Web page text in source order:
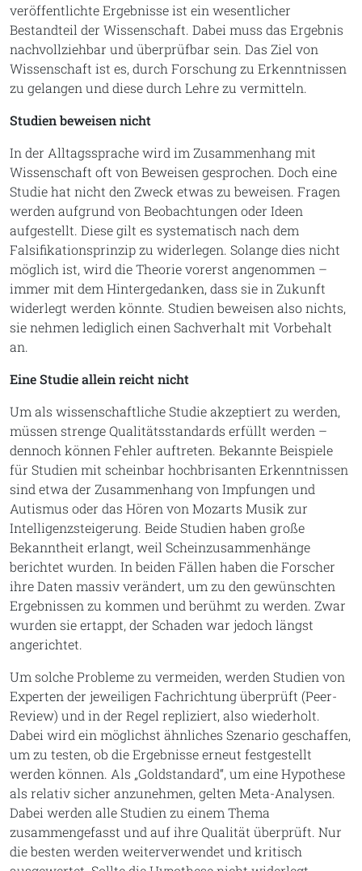
veröffentlichte Ergebnisse ist ein wesentlicher
Bestandteil der Wissenschaft. Dabei muss das Ergebnis
nachvollziehbar und überprüfbar sein. Das Ziel von
Wissenschaft ist es, durch Forschung zu Erkenntnissen
zu gelangen und diese durch Lehre zu vermitteln.
Studien beweisen nicht
In der Alltagssprache wird im Zusammenhang mit
Wissenschaft oft von Beweisen gesprochen. Doch eine
Studie hat nicht den Zweck etwas zu beweisen. Fragen
werden aufgrund von Beobachtungen oder Ideen
aufgestellt. Diese gilt es systematisch nach dem
Falsifikationsprinzip zu widerlegen. Solange dies nicht
möglich ist, wird die Theorie vorerst angenommen –
immer mit dem Hintergedanken, dass sie in Zukunft
widerlegt werden könnte. Studien beweisen also nichts,
sie nehmen lediglich einen Sachverhalt mit Vorbehalt
an.
Eine Studie allein reicht nicht
Um als wissenschaftliche Studie akzeptiert zu werden,
müssen strenge Qualitätsstandards erfüllt werden –
dennoch können Fehler auftreten. Bekannte Beispiele
für Studien mit scheinbar hochbrisanten Erkenntnissen
sind etwa der Zusammenhang von Impfungen und
Autismus oder das Hören von Mozarts Musik zur
Intelligenzsteigerung. Beide Studien haben große
Bekanntheit erlangt, weil Scheinzusammenhänge
berichtet wurden. In beiden Fällen haben die Forscher
ihre Daten massiv verändert, um zu den gewünschten
Ergebnissen zu kommen und berühmt zu werden. Zwar
wurden sie ertappt, der Schaden war jedoch längst
angerichtet.
Um solche Probleme zu vermeiden, werden Studien von
Experten der jeweiligen Fachrichtung überprüft (Peer-
Review) und in der Regel repliziert, also wiederholt.
Dabei wird ein möglichst ähnliches Szenario geschaffen,
um zu testen, ob die Ergebnisse erneut festgestellt
werden können. Als „Goldstandard“, um eine Hypothese
als relativ sicher anzunehmen, gelten Meta-Analysen.
Dabei werden alle Studien zu einem Thema
zusammengefasst und auf ihre Qualität überprüft. Nur
die besten werden weiterverwendet und kritisch